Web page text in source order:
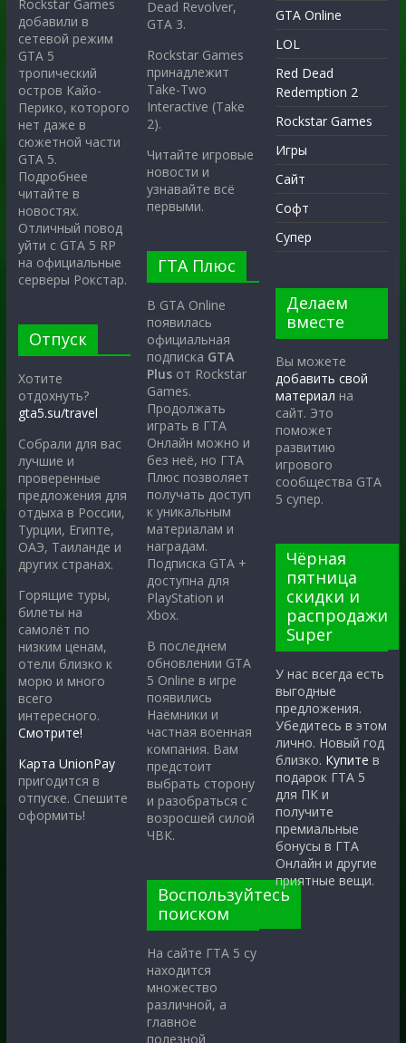
Rockstar Games
добавили в
сетевой режим
GTA 5
тропический
остров Кайо-
Перико, которого
нет даже в
сюжетной части
GTA 5.
Подробнее
читайте в
новостях.
Отличный повод
уйти с GTA 5 RP
на официальные
серверы Рокстар.
Отпуск
Хотите
отдохнуть?
gta5.su/travel
Собрали для вас
лучшие и
проверенные
предложения для
отдыха в России,
Турции, Египте,
ОАЭ, Таиланде и
других странах.
Горящие туры,
билеты на
самолёт по
низким ценам,
отели близко к
морю и много
всего
интересного.
Смотрите!
Карта UnionPay
пригодится в
отпуске. Спешите
оформить!
Dead Revolver,
GTA 3.
Rockstar Games
принадлежит
Take-Two
Interactive (Take
2).
Читайте игровые
новости и
узнавайте всё
первыми.
ГТА Плюс
В GTA Online
появилась
официальная
подписка GTA
Plus от Rockstar
Games.
Продолжать
играть в ГТА
Онлайн можно и
без неё, но ГТА
Плюс позволяет
получать доступ
к уникальным
материалам и
наградам.
Подписка GTA +
доступна для
PlayStation и
Xbox.
В последнем
обновлении GTA
5 Online в игре
появились
Наёмники и
частная военная
компания. Вам
предстоит
выбрать сторону
и разобраться с
возросшей силой
ЧВК.
Воспользуйтесь
поиском
На сайте ГТА 5 су
находится
множество
различной, а
главное
полезной
GTA Online
LOL
Red Dead
Redemption 2
Rockstar Games
Игры
Сайт
Софт
Супер
Делаем
вместе
Вы можете
добавить свой
материал на
сайт. Это
поможет
развитию
игрового
сообщества GTA
5 супер.
Чёрная
пятница
скидки и
распродажи
Super
У нас всегда есть
выгодные
предложения.
Убедитесь в этом
лично. Новый год
близко. Купите в
подарок ГТА 5
для ПК и
получите
премиальные
бонусы в ГТА
Онлайн и другие
приятные вещи.